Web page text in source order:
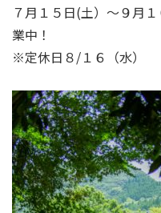
７月１５日(土）～９月
業中！
※定休日８/１６（水）